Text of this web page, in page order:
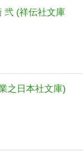
(祥伝社文庫
之日本社文庫)